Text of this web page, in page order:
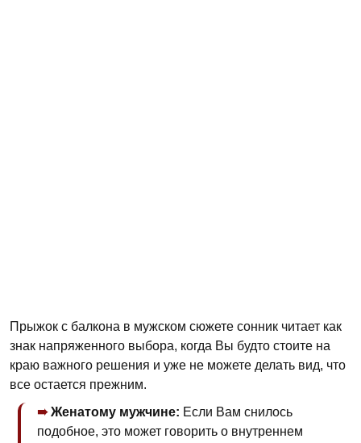
Прыжок с балкона в мужском сюжете сонник читает как
знак напряженного выбора, когда Вы будто стоите на
краю важного решения и уже не можете делать вид, что
все остается прежним.
Женатому мужчине: Если Вам снилось
подобное, это может говорить о внутреннем